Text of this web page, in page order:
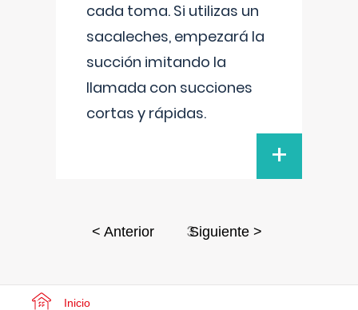
cada toma. Si utilizas un
sacaleches, empezará la
succión imitando la
llamada con succiones
cortas y rápidas.
+
< Anterior 3Siguiente >
Inicio